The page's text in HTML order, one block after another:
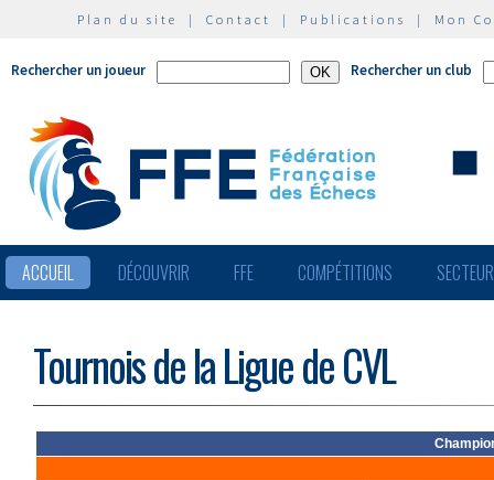
Plan du site | Contact | Publications | Mon
Rechercher un joueur Rechercher un club
ACCUEIL DÉCOUVRIR FFE COMPÉTITIONS
Tournois de la Ligue de CVL